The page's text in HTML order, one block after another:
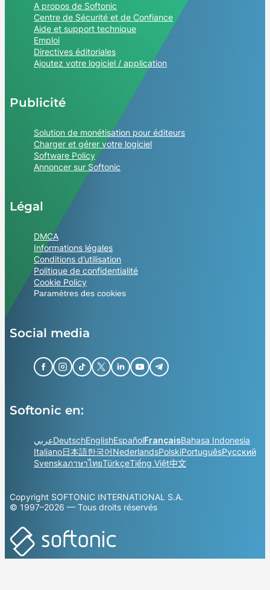
A propos de Softonic
Centre de Sécurité et de Confiance
Aide et support technique
Emploi
Directives éditoriales
Ajoutez votre logiciel / application
Publicité
Solution de monétisation pour éditeurs
Charger et gérer votre logiciel
Software Policy
Annoncer sur Softonic
Légal
DMCA
Informations légales
Conditions d’utilisation
Politique de confidentialité
Cookie Policy
Paramètres des cookies
Social media
Softonic en:
عربيDeutschEnglishEspañolFrançaisBahasa Indonesia
Italiano日本語한국어NederlandsPolskiPortuguêsРусский
SvenskaภาษาไทยTürkçeTiếng Việt中文
Copyright SOFTONIC INTERNATIONAL S.A.
© 1997–2026 — Tous droits réservés